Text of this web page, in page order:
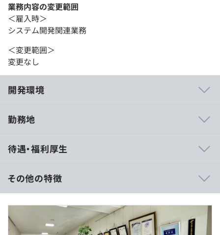
業務内容の変更範囲
＜雇入時＞
システム開発関連業務
＜変更範囲＞
変更なし
開発環境
のための受験費用を幅広く負担いたします。
グ）を割当てます。
・Udemyオンライン講習費用を負担します。講習内容は
つど各自で選択していただきます。
勤務地
待遇・福利厚生
【想定年収400万円〜600万円】
■月給：27万円～40万円
■基本給：27万円～40万円
その他の特徴